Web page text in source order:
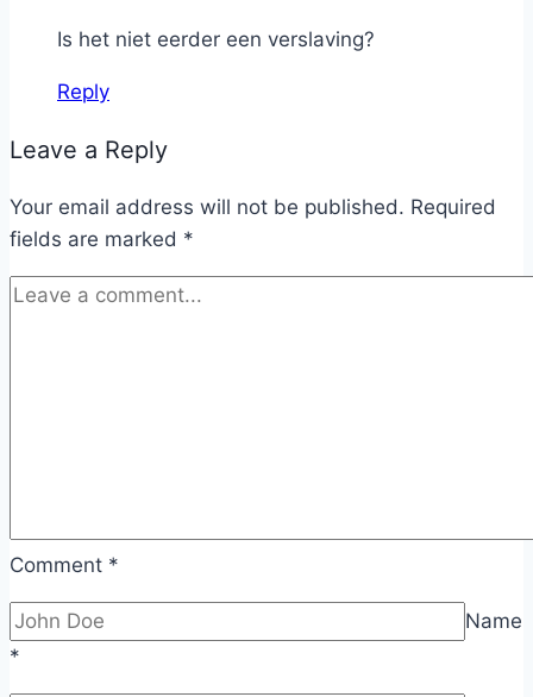
Is het niet eerder een verslaving?
Reply
Leave a Reply
Your email address will not be published. Required
fields are marked *
Comment *
Name
*